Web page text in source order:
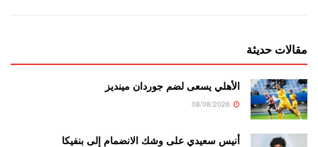
مقالات حديثة
الأهلي يسعى لضم جوردان مينديز
أنيس سعيدي على وشك الانضمام إلى بنفيكا